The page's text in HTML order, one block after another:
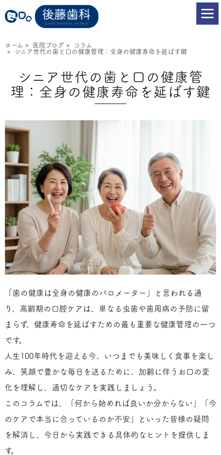
ホーム > 医院ブログ >
コラム
>
シニア世代の歯と口の健康管理：全身の健康寿命を延ばす鍵
シニア世代の歯と口の健康管
理：全身の健康寿命を延ばす鍵
「歯の健康は全身の健康のバロメーター」と言われる通
り、高齢期の口腔ケアは、単なる虫歯や歯周病の予防に留
まらず、健康寿命を延ばすための最も重要な健康管理の一つ
です。
人生100年時代を迎える今、いつまでも美味しく食事を楽し
み、笑顔で豊かな毎日を送るために、加齢に伴うお口の変
化を理解し、適切なケアを実践しましょう。
このコラムでは、「何から始めれば良いか分からない」「今
のケアで本当に合っているのか不安」といった皆様の疑問
を解消し、今日から実践できる具体的なヒントを提供しま
す。